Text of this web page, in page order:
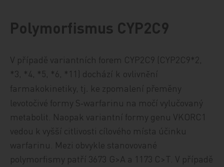
Polymorfismus CYP2C9
V případě variantních forem CYP2C9 (CYP2C9*2,
*3, *4, *5, *6, *11) dochází k ovlivnění
farmakokinetiky, tj . ke zpomalení přeměny
levotočivé formy S‑warfarinu na močí vylučovaný
metabolit. Naopak variantní formy genu VKORC1
vedou k vyšší citlivosti cílového místa účinku
warfarinu. Mezi obvykle stanovované
polymorfismy patří 3673 G>A a 1173 C>T. V případě